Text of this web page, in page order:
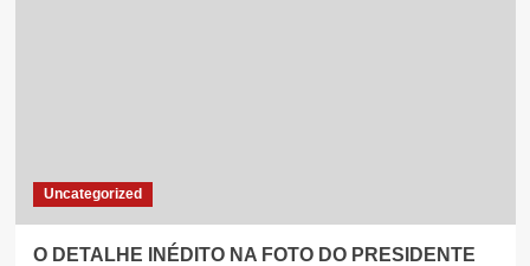
Uncategorized
O DETALHE INÉDITO NA FOTO DO PRESIDENTE